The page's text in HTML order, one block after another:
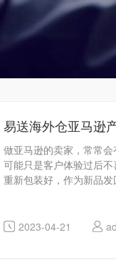
易送海外仓亚马逊
做亚马逊的卖家，常常
可能只是客户体验过后
重新包装好，作为新品
2023-04-21